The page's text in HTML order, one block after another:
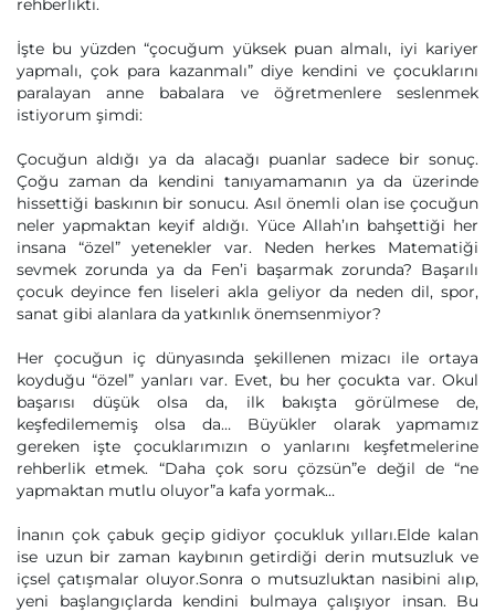
rehberlikti.
İşte bu yüzden “çocuğum yüksek puan almalı, iyi kariyer
yapmalı, çok para kazanmalı” diye kendini ve çocuklarını
paralayan anne babalara ve öğretmenlere seslenmek
istiyorum şimdi:
Çocuğun aldığı ya da alacağı puanlar sadece bir sonuç.
Çoğu zaman da kendini tanıyamamanın ya da üzerinde
hissettiği baskının bir sonucu. Asıl önemli olan ise çocuğun
neler yapmaktan keyif aldığı. Yüce Allah’ın bahşettiği her
insana “özel” yetenekler var. Neden herkes Matematiği
sevmek zorunda ya da Fen’i başarmak zorunda? Başarılı
çocuk deyince fen liseleri akla geliyor da neden dil, spor,
sanat gibi alanlara da yatkınlık önemsenmiyor?
Her çocuğun iç dünyasında şekillenen mizacı ile ortaya
koyduğu “özel” yanları var. Evet, bu her çocukta var. Okul
başarısı düşük olsa da, ilk bakışta görülmese de,
keşfedilememiş olsa da… Büyükler olarak yapmamız
gereken işte çocuklarımızın o yanlarını keşfetmelerine
rehberlik etmek. “Daha çok soru çözsün”e değil de “ne
yapmaktan mutlu oluyor”a kafa yormak…
İnanın çok çabuk geçip gidiyor çocukluk yılları.Elde kalan
ise uzun bir zaman kaybının getirdiği derin mutsuzluk ve
içsel çatışmalar oluyor.Sonra o mutsuzluktan nasibini alıp,
yeni başlangıçlarda kendini bulmaya çalışıyor insan. Bu